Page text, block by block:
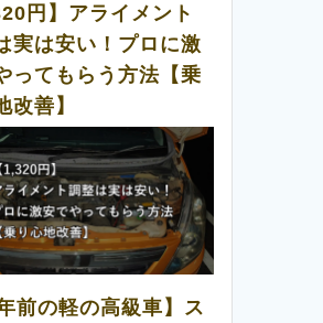
円】アライメント
実は安い！プロに激
ってもらう方法【乗
改善】
前の軽の高級車】ス